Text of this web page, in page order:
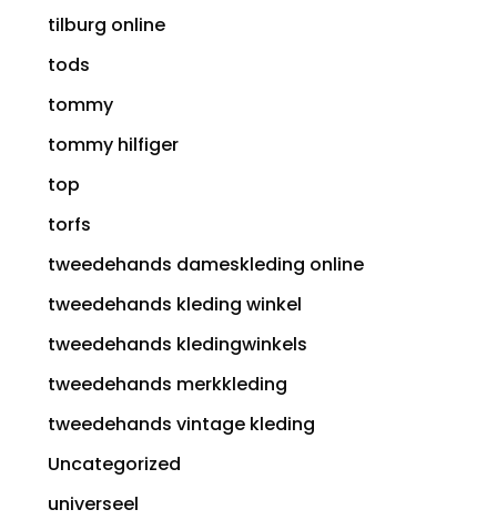
tilburg online
tods
tommy
tommy hilfiger
top
torfs
tweedehands dameskleding online
tweedehands kleding winkel
tweedehands kledingwinkels
tweedehands merkkleding
tweedehands vintage kleding
Uncategorized
universeel